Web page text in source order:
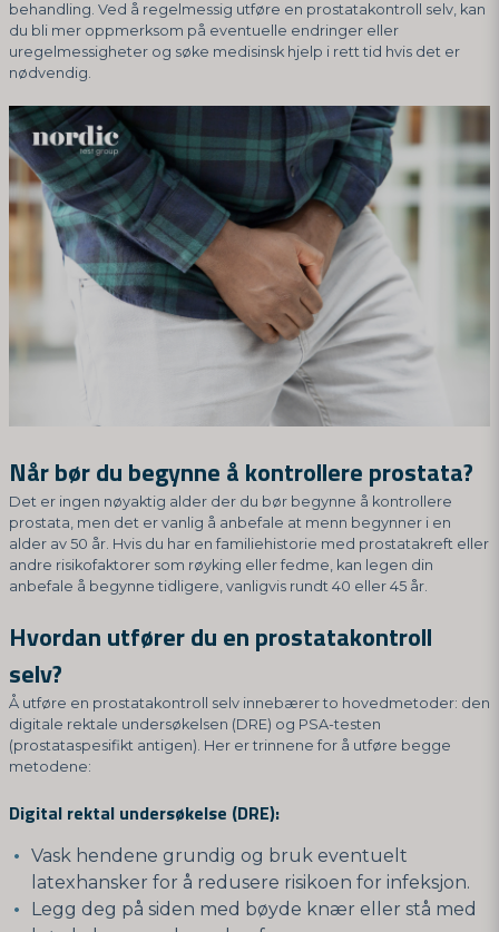
behandling. Ved å regelmessig utføre en prostatakontroll selv, kan
du bli mer oppmerksom på eventuelle endringer eller
uregelmessigheter og søke medisinsk hjelp i rett tid hvis det er
nødvendig.
Når bør du begynne å kontrollere prostata?
Det er ingen nøyaktig alder der du bør begynne å kontrollere
prostata, men det er vanlig å anbefale at menn begynner i en
alder av 50 år. Hvis du har en familiehistorie med prostatakreft eller
andre risikofaktorer som røyking eller fedme, kan legen din
anbefale å begynne tidligere, vanligvis rundt 40 eller 45 år.
Hvordan utfører du en prostatakontroll
selv?
Å utføre en prostatakontroll selv innebærer to hovedmetoder: den
digitale rektale undersøkelsen (DRE) og PSA-testen
(prostataspesifikt antigen). Her er trinnene for å utføre begge
metodene:
Digital rektal undersøkelse (DRE):
Vask hendene grundig og bruk eventuelt
latexhansker for å redusere risikoen for infeksjon.
Legg deg på siden med bøyde knær eller stå med